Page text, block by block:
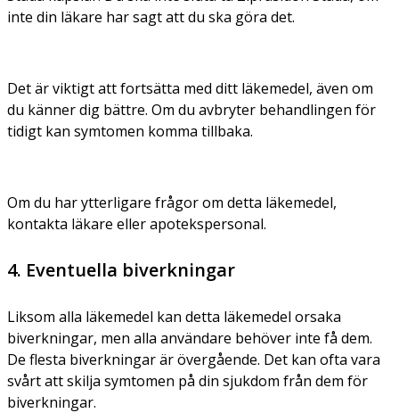
inte din läkare har sagt att du ska göra det.
Det är viktigt att fortsätta med ditt läkemedel, även om
du känner dig bättre. Om du avbryter behandlingen för
tidigt kan symtomen komma tillbaka.
Om du har ytterligare frågor om detta läkemedel,
kontakta läkare eller apotekspersonal.
4. Eventuella biverkningar
Liksom alla läkemedel kan detta läkemedel orsaka
biverkningar, men alla användare behöver inte få dem.
De flesta biverkningar är övergående. Det kan ofta vara
svårt att skilja symtomen på din sjukdom från dem för
biverkningar.